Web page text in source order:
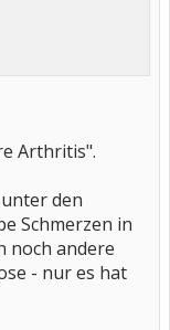
Arthritis".
den
Schmerzen in
noch andere
- nur es hat